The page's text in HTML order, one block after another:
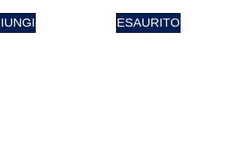
ESAURITO